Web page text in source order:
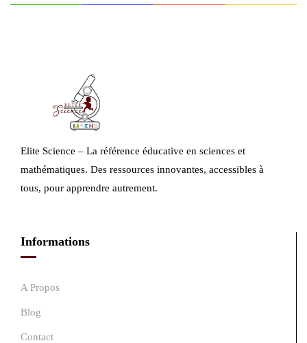
Elite Science – La référence éducative en sciences et
mathématiques. Des ressources innovantes, accessibles à
tous, pour apprendre autrement.
Informations
A Propos
Blog
Contact